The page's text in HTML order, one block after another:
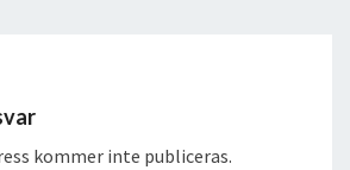
kommer inte publiceras.